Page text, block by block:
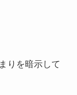
りを暗示して